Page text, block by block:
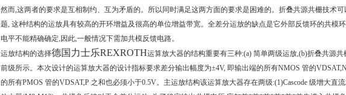
然而,这两者的要求是互相制约、互为矛盾的。所以同时满足这两方面的要求是困难的。折叠共源共栅技术
题, 这种结构的运放具有较高的开环增益及很高的单位增益带宽。全差分运放的缺点是它外部反馈环的共模
电平不能精确确定,因此,一般情况下需加共模反馈电路。
运放结构的选择德国力士乐REXROTH运算放大器的结构重要有三种:(a) 简单两级运放,(b)折叠共源共
前级所示。本次设计的运算放大器的设计指标要求差分输出幅度为±4V, 即输出端的所有NMOS 管的
的所有PMOS 管的VDSAT,P 之和也必须小于0.5V。主运放结构该运算放大器存在两级:(1)Cascode 级增大直